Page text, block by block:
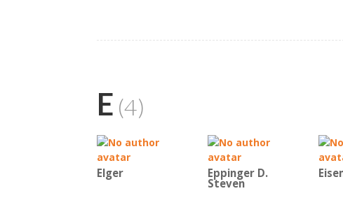
E (4)
Elger Eppinger D.
Steven